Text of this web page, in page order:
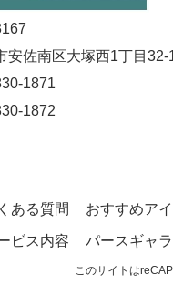
安佐南区大塚西1丁目32-
1871
1872
おすすめア
ビス内容
ある質問
パースギャ
このサイトは